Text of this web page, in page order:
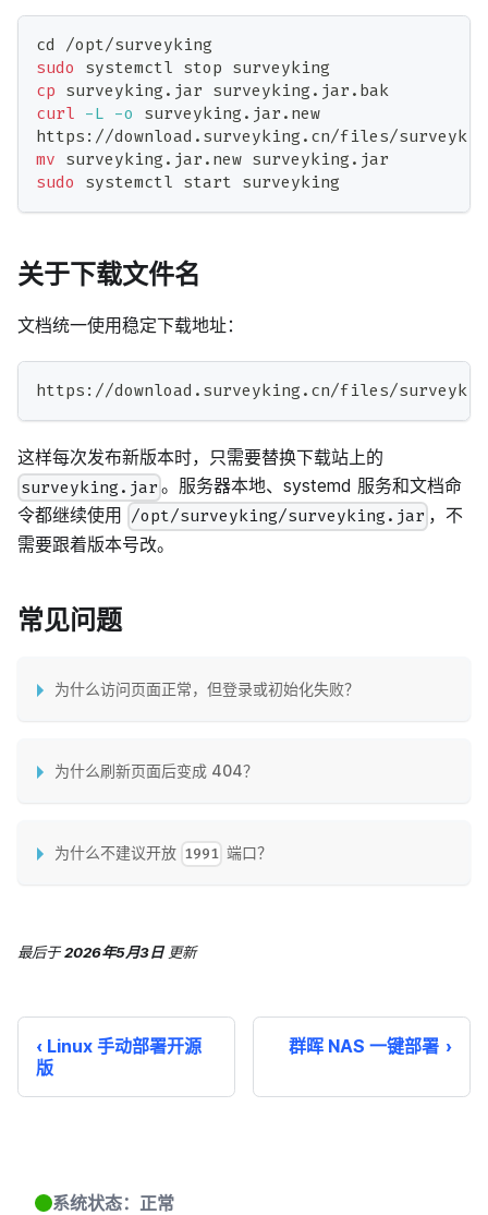
cd /opt/surveyking
sudo systemctl stop surveyking
cp surveyking.jar surveyking.jar.bak
curl -L -o surveyking.jar.new
https://download.surveyking.cn/files/
mv surveyking.jar.new surveyking.jar
sudo systemctl start surveyking
关于下载文件名
文档统一使用稳定下载地址：
https://download.surveyking.cn/files/
这样每次发布新版本时，只需要替换下载站上的
surveyking.jar 。服务器本地、systemd 服务和文档命
令都继续使用 /opt/surveyking/surveyking.jar ，不
需要跟着版本号改。
常见问题
为什么访问页面正常，但登录或初始化失败？
为什么刷新页面后变成 404？
为什么不建议开放 1991 端口？
最后于2026年5月3日 更新
Linux 手动部署开源
版
群晖 NAS 一键部署
系统状态：正常